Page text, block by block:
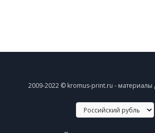
2009-2022 © kromus-print.ru - материалы